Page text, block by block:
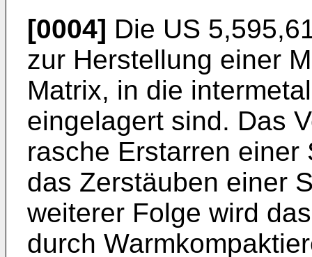
[0004] Die US
zur Herstellung einer
Matrix, in die
eingelagert sind. Das
rasche Erstarren
das Zerstäuben einer
weiterer Folge wird
durch